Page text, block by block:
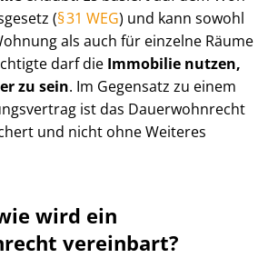
(§ 31 WEG) und kann sowohl
als auch für einzelne Räume
darf die Immobilie nutzen,
zu sein. Im Gegensatz zu einem
ist das Dauerwohnrecht
und nicht ohne Weiteres
wird ein
vereinbart?